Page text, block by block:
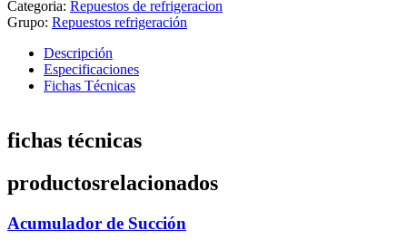
Categoria: Repuestos de refrigeracion
Grupo: Repuestos refrigeración
Descripción
Especificaciones
Fichas Técnicas
fichas técnicas
productosrelacionados
Acumulador de Succión